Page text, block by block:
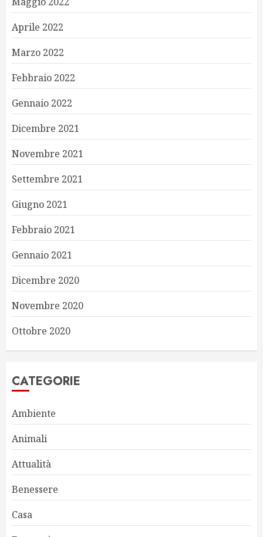
Aprile 2022
Marzo 2022
Febbraio 2022
Gennaio 2022
Dicembre 2021
Novembre 2021
Settembre 2021
Giugno 2021
Febbraio 2021
Gennaio 2021
Dicembre 2020
Novembre 2020
Ottobre 2020
CATEGORIE
Ambiente
Animali
Attualità
Benessere
Casa